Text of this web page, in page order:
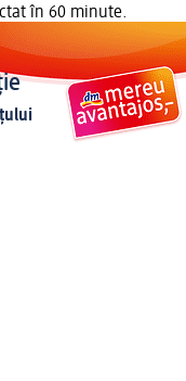
în 60 minute.